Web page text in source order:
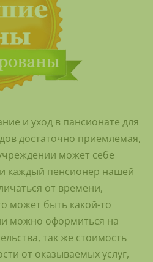
и уход в пансионате для
достаточно приемлемая,
может себе
каждый пенсионер нашей
от времени,
может быть какой-то
можно оформиться на
так же стоимость
от оказываемых услуг,